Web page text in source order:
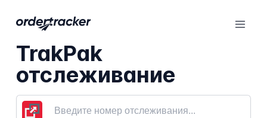
TrakPak
отслеживание